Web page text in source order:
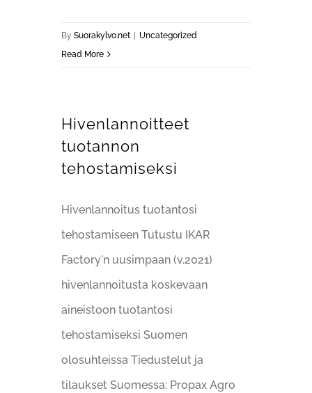
BySuorakylvo.net
Uncategorized
Read More
Hivenlannoitteet
tuotannon
tehostamiseksi
Hivenlannoitus tuotantosi
tehostamiseen Tutustu IKAR
Factory'n uusimpaan (v.2021)
hivenlannoitusta koskevaan
aineistoon tuotantosi
tehostamiseksi Suomen
olosuhteissa Tiedustelut ja
tilaukset Suomessa: Propax Agro